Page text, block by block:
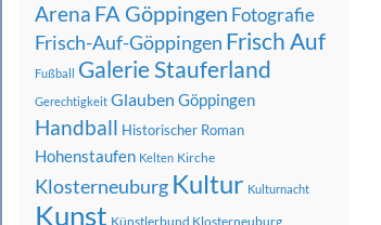
Arena FA Göppingen Fotografie
Frisch-Auf-Göppingen Frisch Auf
Fußball Galerie Stauferland
Gerechtigkeit Glauben Göppingen
Handball Historischer Roman
Hohenstaufen Kelten Kirche
Klosterneuburg Kultur Kulturnacht
Kunst Künstlerbund Klosterneuburg